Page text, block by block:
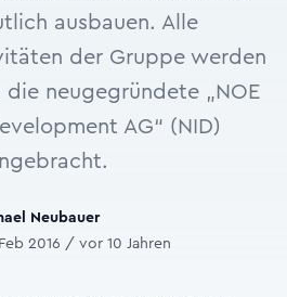
ausbauen. Alle
der Gruppe werden
neugegründete „NOE
AG“ (NID)
Neubauer
2016 / vor 10 Jahren